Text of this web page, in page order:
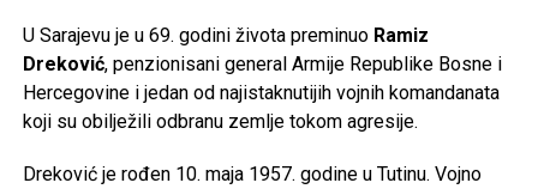
U Sarajevu je u 69. godini života preminuo Ramiz
Dreković, penzionisani general Armije Republike Bosne i
Hercegovine i jedan od najistaknutijih vojnih komandanata
koji su obilježili odbranu zemlje tokom agresije.
Dreković je rođen 10. maja 1957. godine u Tutinu. Vojno